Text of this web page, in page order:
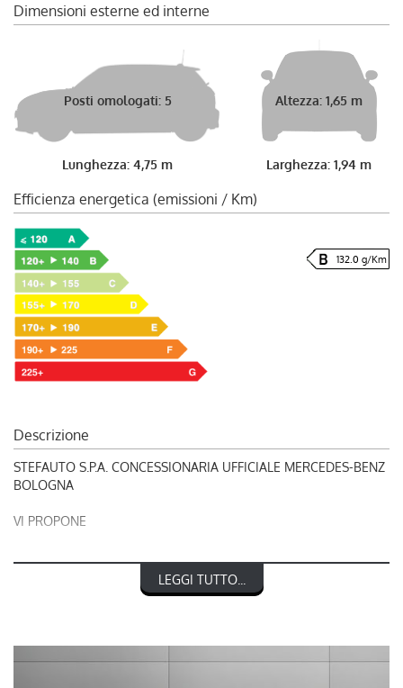
Dimensioni esterne ed interne
Posti omologati: 5
Lunghezza: 4,75 m
Altezza: 1,65 m
Larghezza: 1,94 m
Efficienza energetica (emissioni / Km)
132.0 g/Km
Descrizione
STEFAUTO S.P.A. CONCESSIONARIA UFFICIALE MERCEDES-BENZ
BOLOGNA
VI PROPONE
MERCEDES-BENZ CLASSE GLC 43 AMG 4Matic AMG Line
nel prezzo è escluso il passaggio di proprietà
LEGGI TUTTO...